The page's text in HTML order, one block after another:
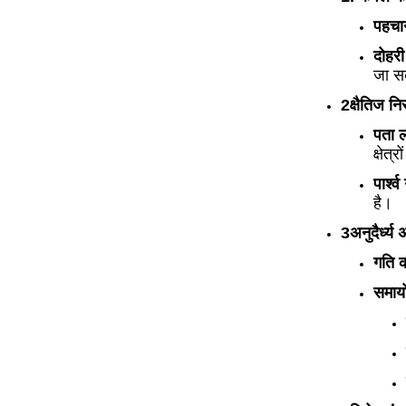
जा
2क्षैतिज
पता
है।
3अनुदैर्ध्य
गति